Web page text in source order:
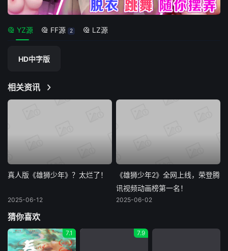
YZ源 FF源 2 LZ源
HD中字版
相关资讯
真人版《雄狮少年》？太烂了！
2025-06-12
《雄狮少年2》全网上线，荣登腾
讯视频动画榜第一名！
2025-06-02
猜你喜欢
7.1 7.9